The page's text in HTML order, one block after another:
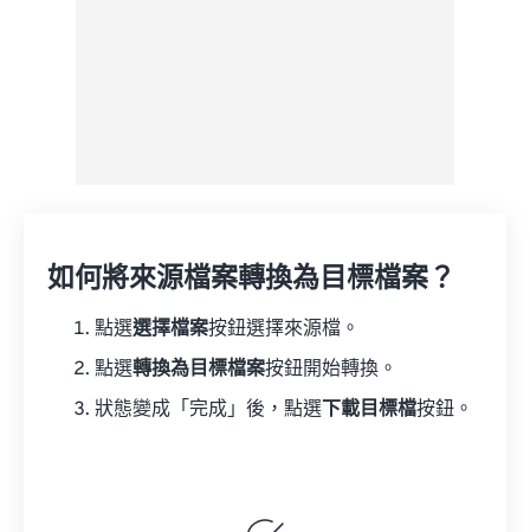
如何將來源檔案轉換為目標檔案？
點選選擇檔案按鈕選擇來源檔。
點選轉換為目標檔案按鈕開始轉換。
狀態變成「完成」後，點選 下載目標檔按鈕。